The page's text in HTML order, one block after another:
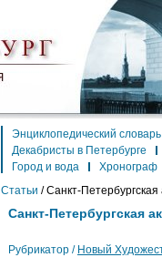
Энциклопедический словарь
Декабристы в Петербурге
Город и вода
Хронограф
Статьи / Санкт-
Санкт-Петербургская
Рубрикатор / Новый